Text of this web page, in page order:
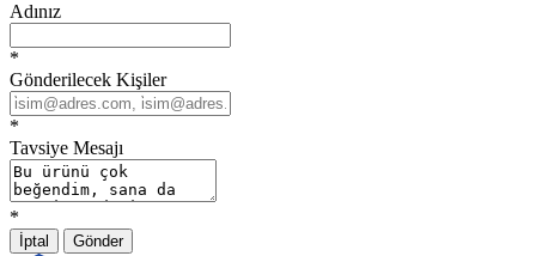
Adınız
*
Gönderilecek Kişiler
*
Tavsiye Mesajı
*
İptal Gönder